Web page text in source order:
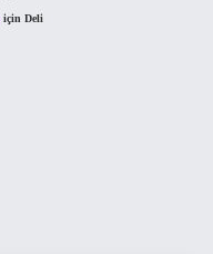
için Deli